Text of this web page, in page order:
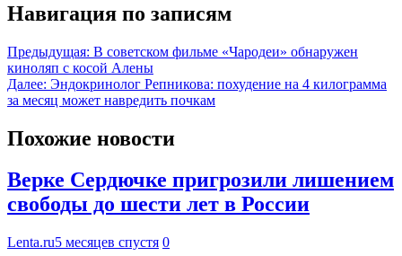
Навигация по записям
Предыдущая: В советском фильме «Чародеи» обнаружен
киноляп с косой Алены
Далее: Эндокринолог Репникова: похудение на 4 килограмма
за месяц может навредить почкам
Похожие новости
Верке Сердючке пригрозили лишением
свободы до шести лет в России
Lenta.ru5 месяцев спустя 0